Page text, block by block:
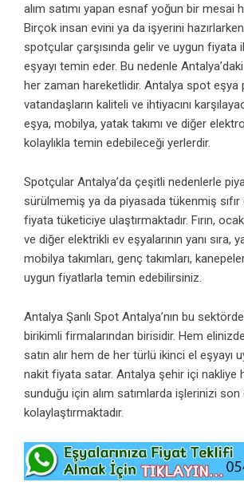
alım satımı yapan esnaf yoğun bir mesai
Birçok insan evini ya da işyerini
spotçular çarşısında gelir ve uygun fiyata
eşyayı temin eder. Bu nedenle
her zaman hareketlidir. Antalya spot eşya
vatandaşların kaliteli ve ihtiyacını
eşya, mobilya, yatak takımı ve diğer
kolaylıkla temin edebileceği yerlerdir.
Spotçular Antalya’da çeşitli nedenlerle
sürülmemiş ya da piyasada tükenmiş sıfır
fiyata tüketiciye ulaştırmaktadır. Fırın,
ve diğer elektrikli ev eşyalarının yanı sıra,
mobilya takımları, genç takımları,
uygun fiyatlarla temin edebilirsiniz.
Antalya Şanlı Spot Antalya’nın bu
birikimli firmalarından birisidir. Hem
satın alır hem de her türlü ikinci el eşyayı
nakit fiyata satar. Antalya şehir içi nakliye
sunduğu için alım satımlarda işlerinizi son
kolaylaştırmaktadır.